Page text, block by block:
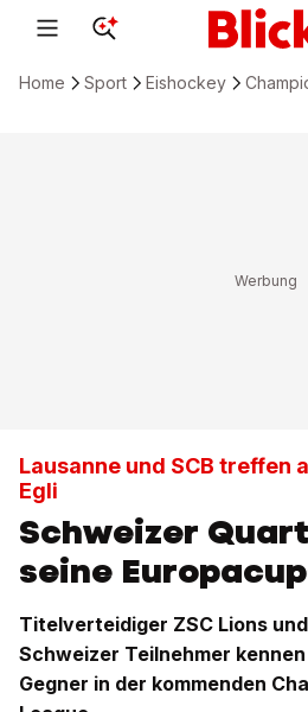
Home Sport Eishockey
Lausanne und SCB treffen
Egli
Schweizer
seine
Titelverteidiger ZSC Lions
Schweizer Teilnehmer
Gegner in der kommenden